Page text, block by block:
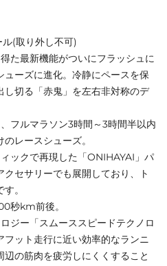
(取り外し不可)
た最新機能がついにフラッシュに
ューズに進化。冷静にペースを保
切る「赤鬼」を左右非対称のデ
フルマラソン3時間～3時間半以内
レースシューズ。
ックで再現した「ONIHAYAI」パ
セサリーでも展開しており、ト
。
秒km前後。
ジー「スムーススピードテクノロ
ット走行に近い効率的なランニ
の筋肉を疲労しにくくすること